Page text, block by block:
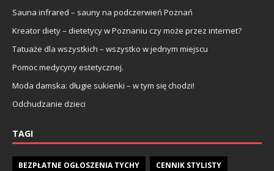
Sauna infrared – sauny na podczerwień Poznań
Kreator diety – dietetycy w Poznaniu czy może przez internet?
Tatuaże dla wszystkich – wszystko w jednym miejscu
Pomoc medycyny estetycznej.
Moda damska: długie sukienki – w tym się chodzi!
Odchudzanie dzieci
TAGI
BEZPŁATNE OGŁOSZENIA TYCHY CENNIK STYLISTY